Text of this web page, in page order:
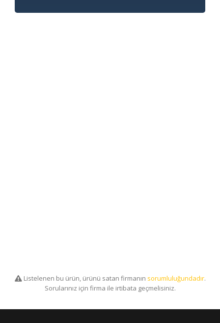
Listelenen bu ürün, ürünü satan firmanın sorumluluğundadır.
Sorularınız için firma ile irtibata geçmelisiniz.